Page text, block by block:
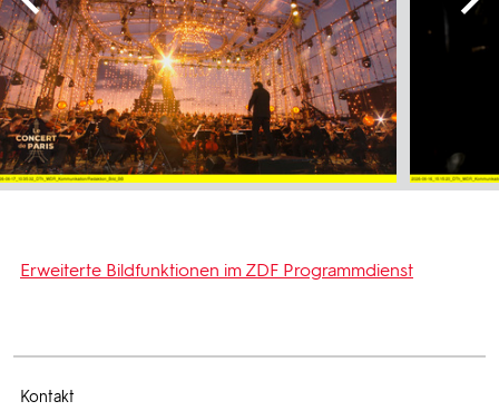
Erweiterte Bildfunktionen im ZDF Programmdienst
Kontakt